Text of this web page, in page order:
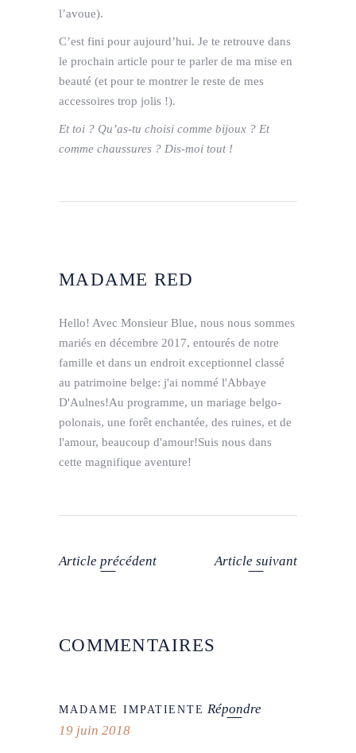
l’avoue).
C’est fini pour aujourd’hui. Je te retrouve dans
le prochain article pour te parler de ma mise en
beauté (et pour te montrer le reste de mes
accessoires trop jolis !).
Et toi ? Qu’as-tu choisi comme bijoux ? Et
comme chaussures ? Dis-moi tout !
MADAME RED
Hello! Avec Monsieur Blue, nous nous sommes
mariés en décembre 2017, entourés de notre
famille et dans un endroit exceptionnel classé
au patrimoine belge: j'ai nommé l'Abbaye
D'Aulnes!Au programme, un mariage belgo-
polonais, une forêt enchantée, des ruines, et de
l'amour, beaucoup d'amour!Suis nous dans
cette magnifique aventure!
Article précédent Article suivant
COMMENTAIRES
MADAME IMPATIENTE Répondre
19 juin 2018